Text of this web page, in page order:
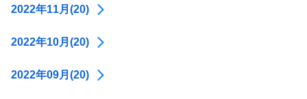
2022年11月(20)
2022年10月(20)
2022年09月(20)